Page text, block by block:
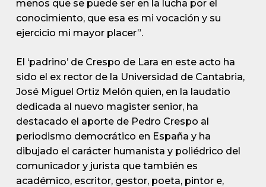
menos que se puede ser en la lucha por el
conocimiento, que esa es mi vocación y su
ejercicio mi mayor placer”.
El ‘padrino’ de Crespo de Lara en este acto ha
sido el ex rector de la Universidad de Cantabria,
José Miguel Ortiz Melón quien, en la laudatio
dedicada al nuevo magister senior, ha
destacado el aporte de Pedro Crespo al
periodismo democrático en España y ha
dibujado el carácter humanista y poliédrico del
comunicador y jurista que también es
académico, escritor, gestor, poeta, pintor e,